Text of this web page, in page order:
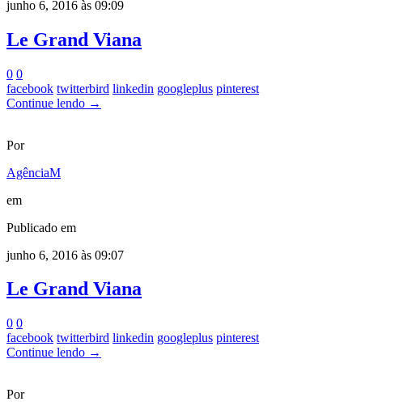
junho 6, 2016 às 09:09
Le Grand Viana
0 0
facebook twitterbird linkedin googleplus pinterest
Continue lendo →
Por
AgênciaM
em
Publicado em
junho 6, 2016 às 09:07
Le Grand Viana
0 0
facebook twitterbird linkedin googleplus pinterest
Continue lendo →
Por